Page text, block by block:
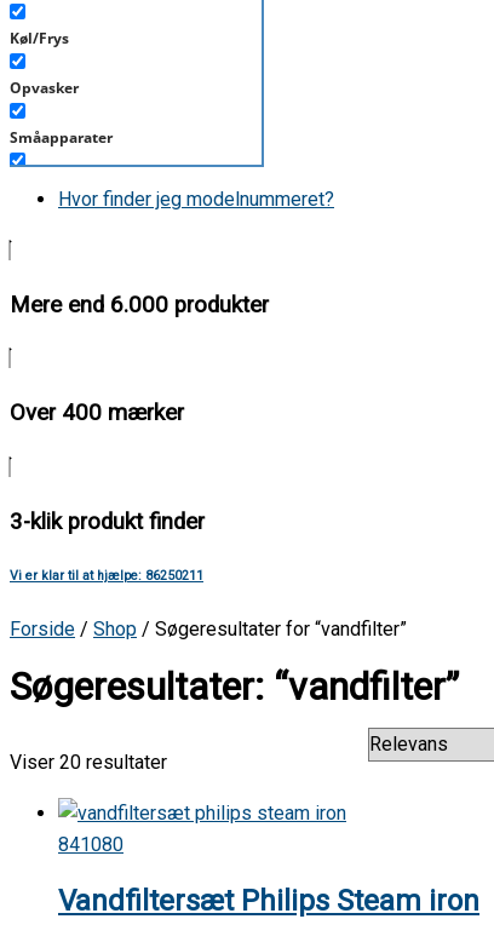
Køl/Frys
Opvasker
Småapparater
Støvsuger
Tørretumbler
Hvor finder jeg modelnummeret?
Mere end 6.000 produkter
Over 400 mærker
3-klik produkt finder
Vi er klar til at hjælpe: 86250211
Forside / Shop / Søgeresultater for “vandfilter”
Søgeresultater: “vandfilter”
Viser 20 resultater
841080
Vandfiltersæt Philips Steam iron